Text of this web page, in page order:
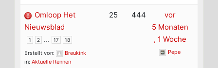
Omloop Het
Nieuwsblad
1 2 … 17 18
Erstellt von:
Breukink
in: Aktuelle Rennen
25 444
vor
5 Monaten
, 1 Woche
Pepe